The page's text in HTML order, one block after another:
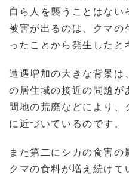
自ら人を襲うことはな
被害が出るのは、クマの
ったことから発生したと
遭遇増加の大きな背景は
の居住域の接近の問題が
間地の荒廃などにより、
に近づいているのです。
また第二にシカの食害
クマの食料が増え続け